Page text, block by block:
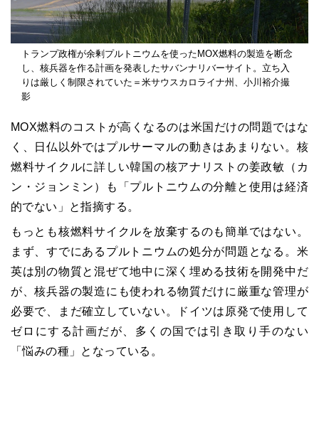
トランプ政権が余剰プルトニウムを使ったMOX燃料の製造を断念
し、核兵器を作る計画を発表したサバンナリバーサイト。立ち入
りは厳しく制限されていた＝米サウスカロライナ州、小川裕介撮
影
MOX燃料のコストが高くなるのは米国だけの問題ではな
く、日仏以外ではプルサーマルの動きはあまりない。核
燃料サイクルに詳しい韓国の核アナリストの姜政敏（カ
ン・ジョンミン）も「プルトニウムの分離と使用は経済
的でない」と指摘する。
もっとも核燃料サイクルを放棄するのも簡単ではない。
まず、すでにあるプルトニウムの処分が問題となる。米
英は別の物質と混ぜて地中に深く埋める技術を開発中だ
が、核兵器の製造にも使われる物質だけに厳重な管理が
必要で、まだ確立していない。ドイツは原発で使用して
ゼロにする計画だが、多くの国では引き取り手のない
「悩みの種」となっている。